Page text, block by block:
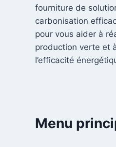
fourniture de
carbonisation
pour vous aider à
production verte et
l’efficacité
Menu